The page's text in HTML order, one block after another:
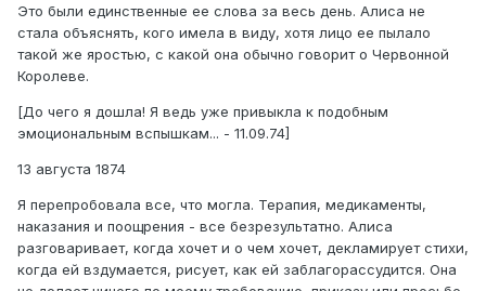
Это были единственные ее слова за весь день. Алиса не
стала объяснять, кого имела в виду, хотя лицо ее пылало
такой же яростью, с какой она обычно говорит о Червонной
Королеве.
[До чего я дошла! Я ведь уже привыкла к подобным
эмоциональным вспышкам... - 11.09.74]
13 августа 1874
Я перепробовала все, что могла. Терапия, медикаменты,
наказания и поощрения - все безрезультатно. Алиса
разговаривает, когда хочет и о чем хочет, декламирует стихи,
когда ей вздумается, рисует, как ей заблагорассудится. Она